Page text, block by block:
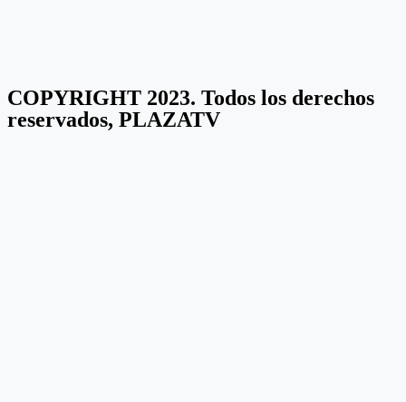
COPYRIGHT 2023. Todos los derechos
reservados, PLAZATV